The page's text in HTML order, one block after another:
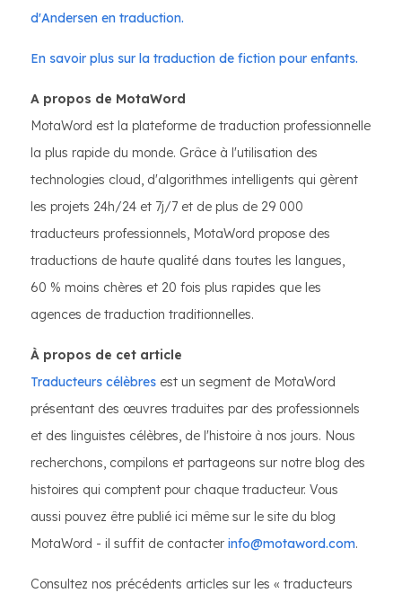
d'Andersen en traduction.
En savoir plus sur la traduction de fiction pour enfants.
A propos de MotaWord
MotaWord est la plateforme de traduction professionnelle
la plus rapide du monde. Grâce à l'utilisation des
technologies cloud, d'algorithmes intelligents qui gèrent
les projets 24h/24 et 7j/7 et de plus de 29 000
traducteurs professionnels, MotaWord propose des
traductions de haute qualité dans toutes les langues,
60 % moins chères et 20 fois plus rapides que les
agences de traduction traditionnelles.
À propos de cet article
Traducteurs célèbres est un segment de MotaWord
présentant des œuvres traduites par des professionnels
et des linguistes célèbres, de l'histoire à nos jours. Nous
recherchons, compilons et partageons sur notre blog des
histoires qui comptent pour chaque traducteur. Vous
aussi pouvez être publié ici même sur le site du blog
MotaWord - il suffit de contacter info@motaword.com.
Consultez nos précédents articles sur les « traducteurs